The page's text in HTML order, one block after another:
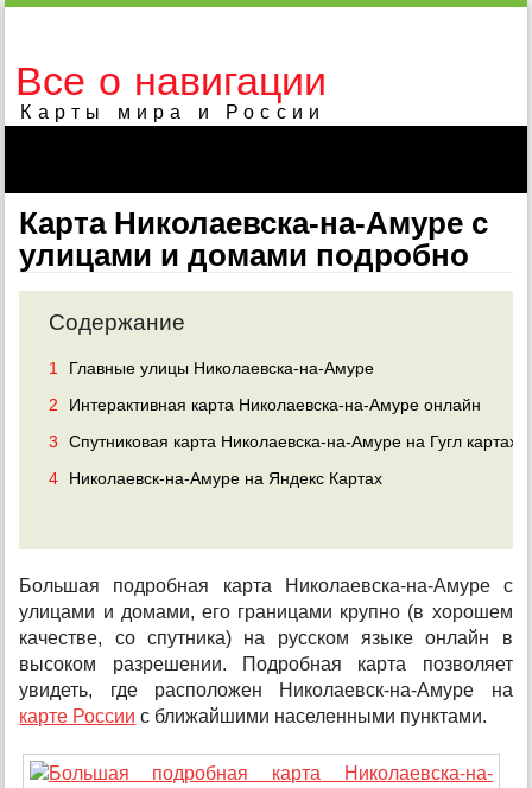
Все о навигации
Карты мира и России
Карта Николаевска-на-Амуре с
улицами и домами подробно
Содержание
1
Главные улицы Николаевска-на-Амуре
2
Интерактивная карта Николаевска-на-Амуре онлайн
3
Спутниковая карта Николаевска-на-Амуре на Гугл картах
4
Николаевск-на-Амуре на Яндекс Картах
Большая подробная карта Николаевска-на-Амуре с
улицами и домами, его границами крупно (в хорошем
качестве, со спутника) на русском языке онлайн в
высоком разрешении. Подробная карта позволяет
увидеть, где расположен Николаевск-на-Амуре на
карте России с ближайшими населенными пунктами.